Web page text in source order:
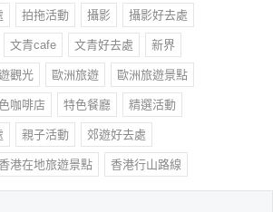
拍拖活動 攝影 攝影好去處
文青cafe 文青好去處 新界
觀光 歐洲旅遊 歐洲旅遊景點
咖啡店 特色餐廳 精選活動
親子活動 郊遊好去處
港在地旅遊景點 香港行山路線